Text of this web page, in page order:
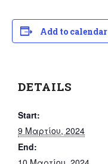
Add to calendar
DETAILS
Start:
9 Μαρτίου, 2024
End: